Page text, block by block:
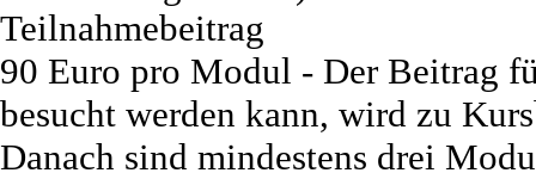
Teilnahmebeitrag
90 Euro pro Modul - Der Beitrag
besucht werden kann, wird zu
Danach sind mindestens drei